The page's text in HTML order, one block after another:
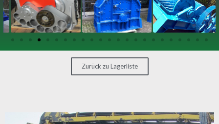
GETRIEBE
MASCHINEN
Zurück zu Lagerliste